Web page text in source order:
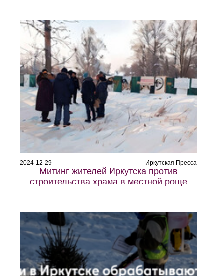
2024-12-29 Иркутская Пресса
Митинг жителей Иркутска против
строительства храма в местной роще